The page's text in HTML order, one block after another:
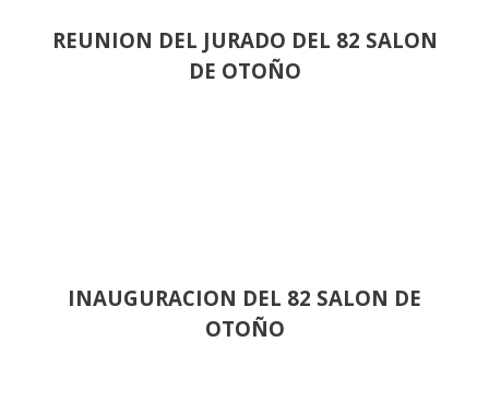
REUNION DEL JURADO DEL 82 SALON
DE OTOÑO
INAUGURACION DEL 82 SALON DE
OTOÑO